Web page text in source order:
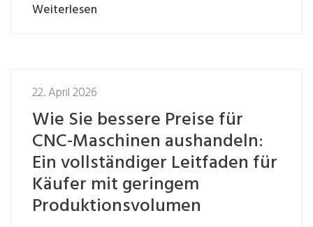
Weiterlesen
22. April 2026
Wie Sie bessere Preise für
CNC-Maschinen aushandeln:
Ein vollständiger Leitfaden für
Käufer mit geringem
Produktionsvolumen